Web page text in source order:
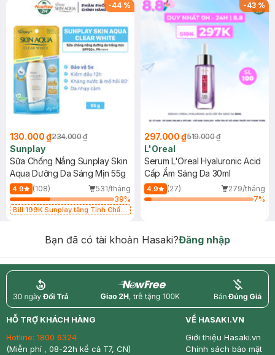
-44 %
130.000 ₫234.000 ₫
Sunplay
Sữa Chống Nắng Sunplay Skin
Aqua Dưỡng Da Sáng Mịn 55g
4.9 (108)
531/tháng
39%
Bill 199K Sunplay tặng Tinh Chất
-43%
297.000 ₫519.000 ₫
L'Oreal
Serum L'Oreal Hyaluronic Acid
Cấp Ẩm Sáng Da 30ml
4.9 (27)
279/tháng
7%
Bạn đã có tài khoản Hasaki?Đăng nhập
return nowfree price
HỖ TRỢ KHÁCH HÀNG
Hotline: 1800 6324
(Miễn phí , 08-22h kể cả T7, CN)
VỀ HASAKI.VN
Giới thiệu Hasaki.vn
Chính sách bảo mật